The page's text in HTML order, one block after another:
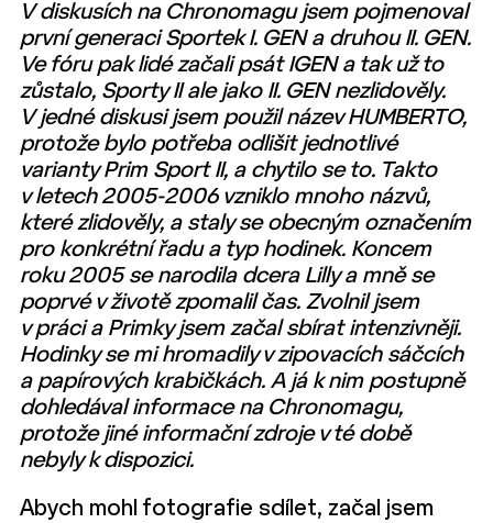
V diskusích na Chronomagu jsem pojmenoval
první generaci Sportek I. GEN a druhou II. GEN.
Ve fóru pak lidé začali psát IGEN a tak už to
zůstalo, Sporty II ale jako II. GEN nezlidověly.
V jedné diskusi jsem použil název HUMBERTO,
protože bylo potřeba odlišit jednotlivé
varianty Prim Sport II, a chytilo se to. Takto
v letech 2005-2006 vzniklo mnoho názvů,
které zlidověly, a staly se obecným označením
pro konkrétní řadu a typ hodinek. Koncem
roku 2005 se narodila dcera Lilly a mně se
poprvé v životě zpomalil čas. Zvolnil jsem
v práci a Primky jsem začal sbírat intenzivněji.
Hodinky se mi hromadily v zipovacích sáčcích
a papírových krabičkách. A já k nim postupně
dohledával informace na Chronomagu,
protože jiné informační zdroje v té době
nebyly k dispozici.
Abych mohl fotografie sdílet, začal jsem